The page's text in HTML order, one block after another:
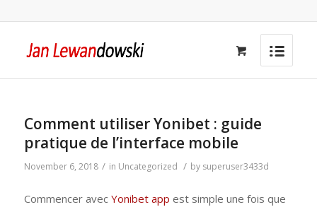
Comment utiliser Yonibet : guide
pratique de l’interface mobile
November 6, 2018 / in Uncategorized / by superuser3433d
Commencer avec Yonibet app est simple une fois que